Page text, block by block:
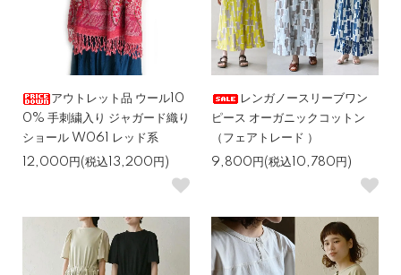
アウトレット品 ウール10
0% 手刺繍入り ジャガード織り
ショール W061 レッド系
12,000円(税込13,200円)
レンガノースリーブワン
ピース オーガニックコットン
（フェアトレード ）
9,800円(税込10,780円)